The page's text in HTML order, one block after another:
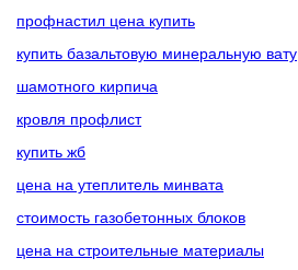
профнастил цена купить
купить базальтовую минеральную вату
шамотного кирпича
кровля профлист
купить жб
цена на утеплитель минвата
стоимость газобетонных блоков
цена на строительные материалы